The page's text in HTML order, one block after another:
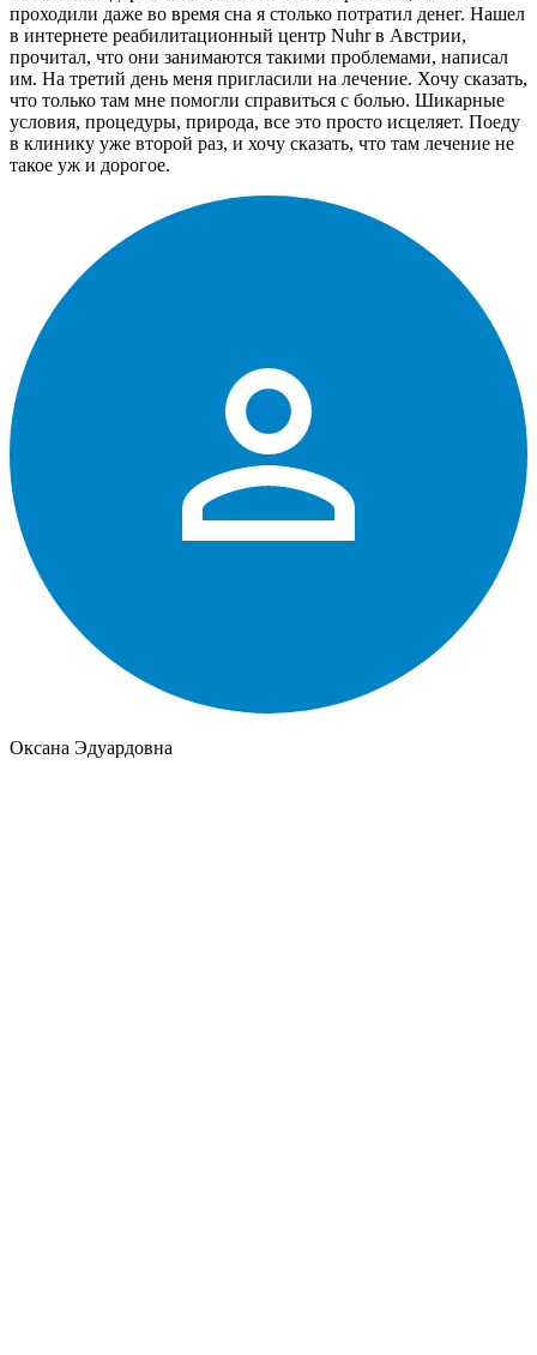
проходили даже во время сна я столько потратил денег. Нашел
в интернете реабилитационный центр Nuhr в Австрии,
прочитал, что они занимаются такими проблемами, написал
им. На третий день меня пригласили на лечение. Хочу сказать,
что только там мне помогли справиться с болью. Шикарные
условия, процедуры, природа, все это просто исцеляет. Поеду
в клинику уже второй раз, и хочу сказать, что там лечение не
такое уж и дорогое.
Оксана Эдуардовна